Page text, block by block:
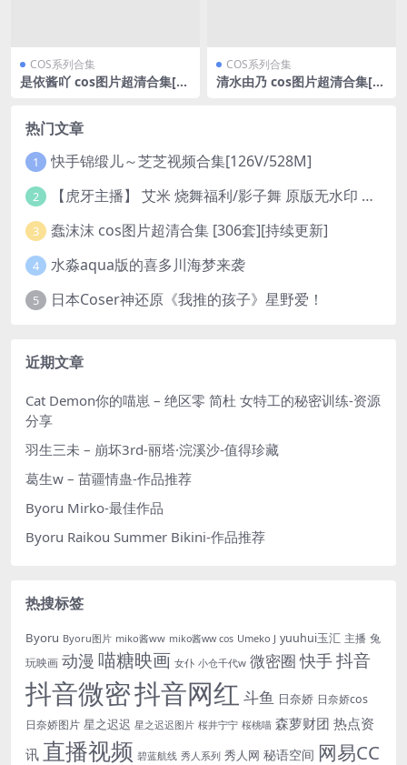
COS系列合集
是依酱吖 cos图片超清合集[74
COS系列合集
清水由乃 cos图片超清合集[52
热门文章
1 快手锦缎儿～芝芝视频合集[126V/528M]
2 【虎牙主播】 艾米 烧舞福利/影子舞 原版无水印 （1v/130m）
3 蠢沫沫 cos图片超清合集 [306套][持续更新]
4 水淼aqua版的喜多川海梦来袭
5 日本Coser神还原《我推的孩子》星野爱！
近期文章
Cat Demon你的喵崽 – 绝区零 简杜 女特工的秘密训练-资源
分享
羽生三未 – 崩坏3rd-丽塔·浣溪沙-值得珍藏
葛生w – 苗疆情蛊-作品推荐
Byoru Mirko-最佳作品
Byoru Raikou Summer Bikini-作品推荐
热搜标签
Byoru Byoru图片 miko酱ww miko酱ww cos Umeko J yuuhui玉汇 主播 兔
玩映画 动漫 喵糖映画 女仆 小仓千代w 微密圈 快手抖音
抖音微密抖音网红 斗鱼 日奈娇 日奈娇cos
日奈娇图片 星之迟迟 星之迟迟图片 桜井宁宁 桜桃喵 森萝财团 热点资
讯 直播视频 碧蓝航线 秀人系列 秀人网 秘语空间 网易CC